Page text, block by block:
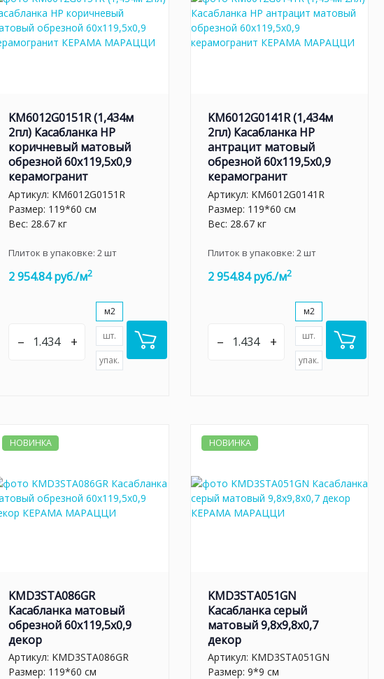
KM6012G0151R (1,434м
2пл) Касабланка HP
коричневый матовый
обрезной 60x119,5x0,9
керамогранит
Артикул: KM6012G0151R
Размер: 119*60 см
Вес: 28.67 кг
Плиток в упаковке: 2 шт
2 954.84 руб./м2
– +
м2
шт.
упак.
KM6012G0141R (1,434м
2пл) Касабланка HP
антрацит матовый
обрезной 60x119,5x0,9
керамогранит
Артикул: KM6012G0141R
Размер: 119*60 см
Вес: 28.67 кг
Плиток в упаковке: 2 шт
2 954.84 руб./м2
– +
м2
шт.
упак.
НОВИНКА
KMD3STA086GR
Касабланка матовый
обрезной 60x119,5x0,9
декор
Артикул: KMD3STA086GR
Размер: 119*60 см
НОВИНКА
KMD3STA051GN
Касабланка серый
матовый 9,8x9,8x0,7
декор
Артикул: KMD3STA051GN
Размер: 9*9 см